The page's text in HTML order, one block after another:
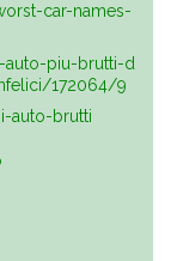
car-names-
auto-piu-brutti-d
172064/9
auto-brutti